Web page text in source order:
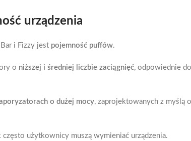
urządzenia
i Fizzy jest pojemność puffów.
o niższej i średniej liczbie zaciągnięć, odpowiednie
o dużej mocy, zaprojektowanych z myślą
użytkownicy muszą wymieniać urządzenia.